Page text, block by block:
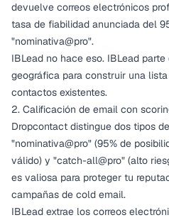
devuelve correos electrónicos
tasa de fiabilidad anunciada del
"nominativa@pro".
IBLead no hace eso. IBLead
geográfica para construir una
contactos existentes.
2. Calificación de email con
Dropcontact distingue dos tipos
"nominativa@pro" (95% de
válido) y "catch-all@pro" (alto
es valiosa para proteger tu
campañas de cold email.
IBLead extrae los correos